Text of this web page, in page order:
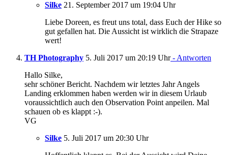
Silke 21. September 2017 um 19:04 Uhr
Liebe Doreen, es freut uns total, dass Euch der Hike so
gut gefallen hat. Die Aussicht ist wirklich die Strapaze
wert!
TH Photography 5. Juli 2017 um 20:19 Uhr- Antworten
Hallo Silke,
sehr schöner Bericht. Nachdem wir letztes Jahr Angels
Landing erklommen haben werden wir in diesem Urlaub
voraussichtlich auch den Observation Point anpeilen. Mal
schauen ob es klappt :-).
VG
Silke 5. Juli 2017 um 20:30 Uhr